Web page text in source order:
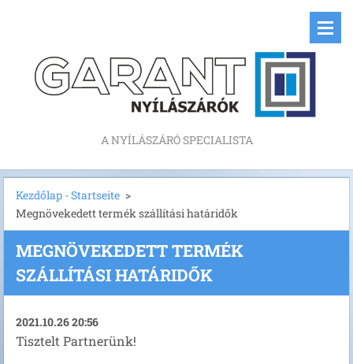
A NYÍLÁSZÁRÓ SPECIALISTA
Kezdőlap - Startseite >
Megnövekedett termék szállítási határidők
MEGNÖVEKEDETT TERMÉK
SZÁLLÍTÁSI HATÁRIDŐK
2021.10.26 20:56
Tisztelt Partnerünk!